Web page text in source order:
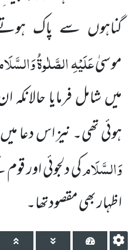
گناہوں سے پاک
موسیٰعَلَیْہِ الصَّلٰوۃُ
میں شامل فرمایا
ہوئی تھی۔ نیز اس دعا
وَالسَّلَامکی دلجوئی اور
اظہار بھی مقصودتھا۔